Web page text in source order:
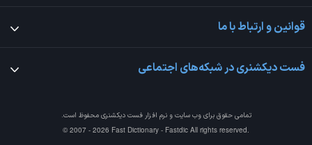
قوانین و ارتباط با ما
فست دیکشنری در شبکه‌های اجتماعی
تمامی حقوق برای وب سایت و نرم افزارفست دیکشنری محفوظ است.
© 2007 - 2026 Fast Dictionary - Fastdic All rights reserved.